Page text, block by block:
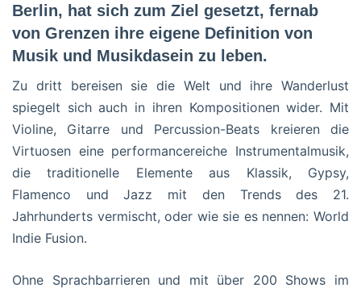
Berlin, hat sich zum Ziel gesetzt, fernab
von Grenzen ihre eigene Definition von
Musik und Musikdasein zu leben.
Zu dritt bereisen sie die Welt und ihre Wanderlust
spiegelt sich auch in ihren Kompositionen wider. Mit
Violine, Gitarre und Percussion-Beats kreieren die
Virtuosen eine performancereiche Instrumentalmusik,
die traditionelle Elemente aus Klassik, Gypsy,
Flamenco und Jazz mit den Trends des 21.
Jahrhunderts vermischt, oder wie sie es nennen: World
Indie Fusion.
Ohne Sprachbarrieren und mit über 200 Shows im